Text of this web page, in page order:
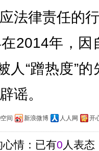
法律责任的
年，因
人“蹭热度”
谣。
间 新浪微博 人人网 开
情：已有0 人表态